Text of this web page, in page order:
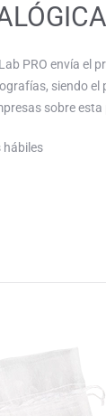
PRO envía el
siendo
sobre
hábiles